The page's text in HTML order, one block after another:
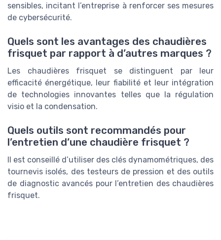
sensibles, incitant l’entreprise à renforcer ses mesures
de cybersécurité.
Quels sont les avantages des chaudières
frisquet par rapport à d’autres marques ?
Les chaudières frisquet se distinguent par leur
efficacité énergétique, leur fiabilité et leur intégration
de technologies innovantes telles que la régulation
visio et la condensation.
Quels outils sont recommandés pour
l’entretien d’une chaudière frisquet ?
Il est conseillé d’utiliser des clés dynamométriques, des
tournevis isolés, des testeurs de pression et des outils
de diagnostic avancés pour l’entretien des chaudières
frisquet.